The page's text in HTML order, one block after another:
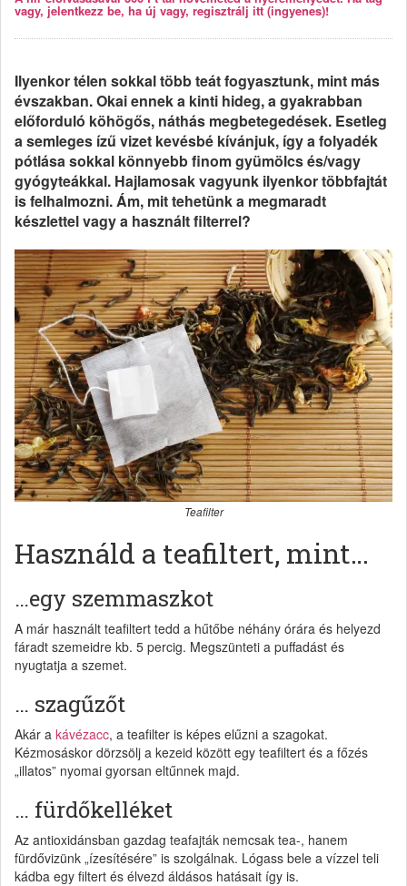
vagy, jelentkezz be, ha új vagy, regisztrálj itt (ingyenes)!
Ilyenkor télen sokkal több teát fogyasztunk, mint más
évszakban. Okai ennek a kinti hideg, a gyakrabban
előforduló köhögős, náthás megbetegedések. Esetleg
a semleges ízű vizet kevésbé kívánjuk, így a folyadék
pótlása sokkal könnyebb finom gyümölcs és/vagy
gyógyteákkal. Hajlamosak vagyunk ilyenkor többfajtát
is felhalmozni. Ám, mit tehetünk a megmaradt
készlettel vagy a használt filterrel?
Teafilter
Használd a teafiltert, mint…
…egy szemmaszkot
A már használt teafiltert tedd a hűtőbe néhány órára és helyezd
fáradt szemeidre kb. 5 percig. Megszünteti a puffadást és
nyugtatja a szemet.
… szagűzőt
Akár a kávézacc, a teafilter is képes elűzni a szagokat.
Kézmosáskor dörzsölj a kezeid között egy teafiltert és a főzés
„illatos” nyomai gyorsan eltűnnek majd.
… fürdőkelléket
Az antioxidánsban gazdag teafajták nemcsak tea-, hanem
fürdővizünk „ízesítésére” is szolgálnak. Lógass bele a vízzel teli
kádba egy filtert és élvezd áldásos hatásait így is.